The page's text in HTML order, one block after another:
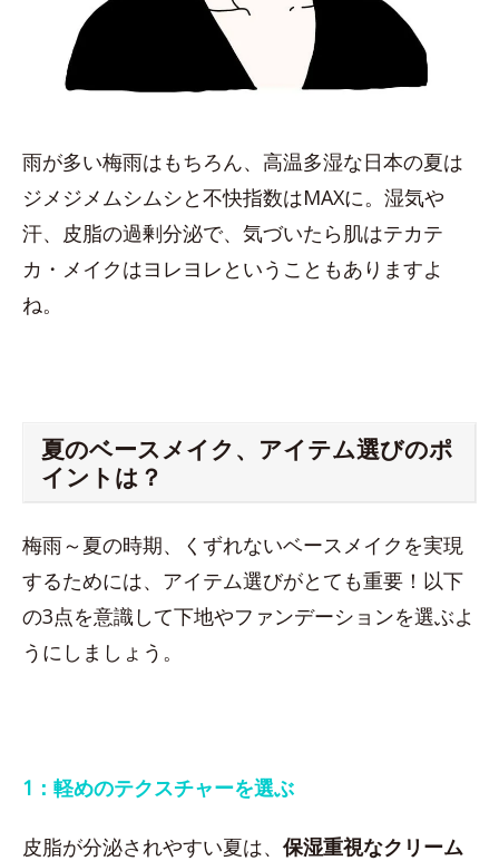
雨が多い梅雨はもちろん、高温多湿な日本の夏は
ジメジメムシムシと不快指数はMAXに。湿気や
汗、皮脂の過剰分泌で、気づいたら肌はテカテ
カ・メイクはヨレヨレということもありますよ
ね。
夏のベースメイク、アイテム選びのポ
イントは？
梅雨～夏の時期、くずれないベースメイクを実現
するためには、アイテム選びがとても重要！以下
の3点を意識して下地やファンデーションを選ぶよ
うにしましょう。
1：軽めのテクスチャーを選ぶ
皮脂が分泌されやすい夏は、 保湿重視なクリーム